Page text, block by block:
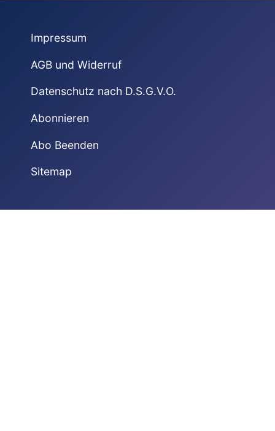
Impressum
AGB und Widerruf
Datenschutz nach D.S.G.V.O.
Abonnieren
Abo Beenden
Sitemap